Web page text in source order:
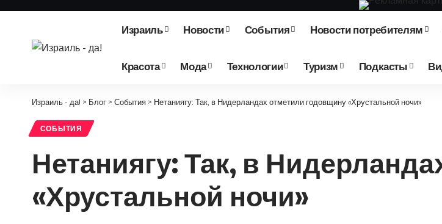
Израиль Новости События Новости потребителям
Красота Мода Технологии Туризм Подкасты
Израиль - да! > Блог > События > Нетаниягу: Так, в Нидерландах отметили годовщину «Хрустальной ночи»
СОБЫТИЯ
Нетаниягу: Так, в
«Хрустальной ночи»